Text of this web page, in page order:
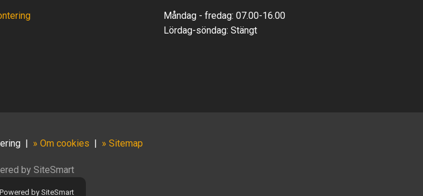
Måndag - fredag: 07.00-16.00
Lördag-söndag: Stängt
| » Om cookies | » Sitemap
by SiteSmart
Powered by SiteSmart